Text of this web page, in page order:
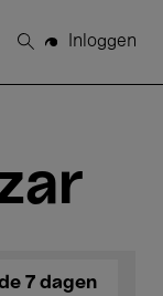
Zoeken
Inloggen
7 dagen